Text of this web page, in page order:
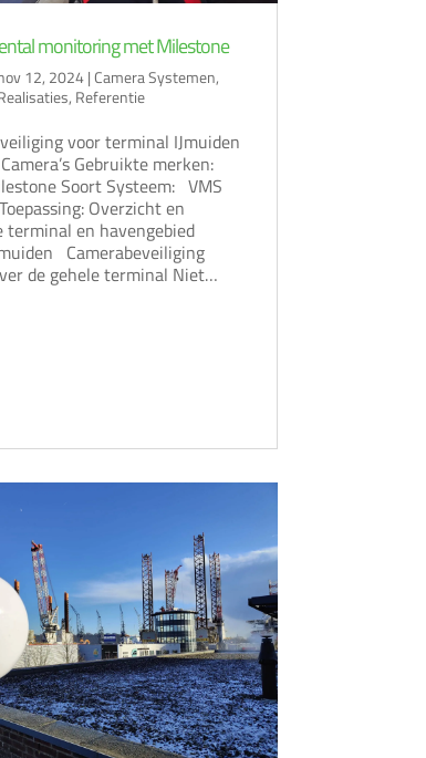
monitoring met Milestone
12, 2024|Camera Systemen,
, Referentie
voor terminal IJmuiden
Gebruikte merken:
Soort Systeem: VMS
Overzicht en
terminal en havengebied
Camerabeveiliging
de gehele terminal Niet…